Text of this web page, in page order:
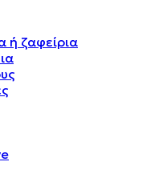
ή ζαφείρια